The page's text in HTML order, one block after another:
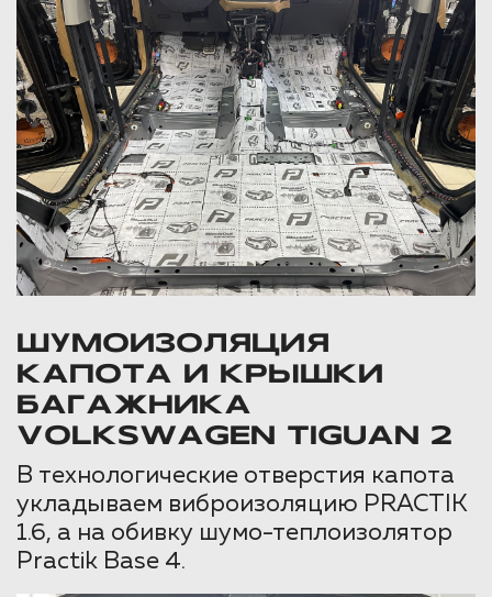
ШУМОИЗОЛЯЦИЯ
КАПОТА И КРЫШКИ
БАГАЖНИКА
VOLKSWAGEN TIGUAN 2
В технологические отверстия капота
укладываем виброизоляцию PRACTIK
1.6, а на обивку шумо-теплоизолятор
Practik Base 4.